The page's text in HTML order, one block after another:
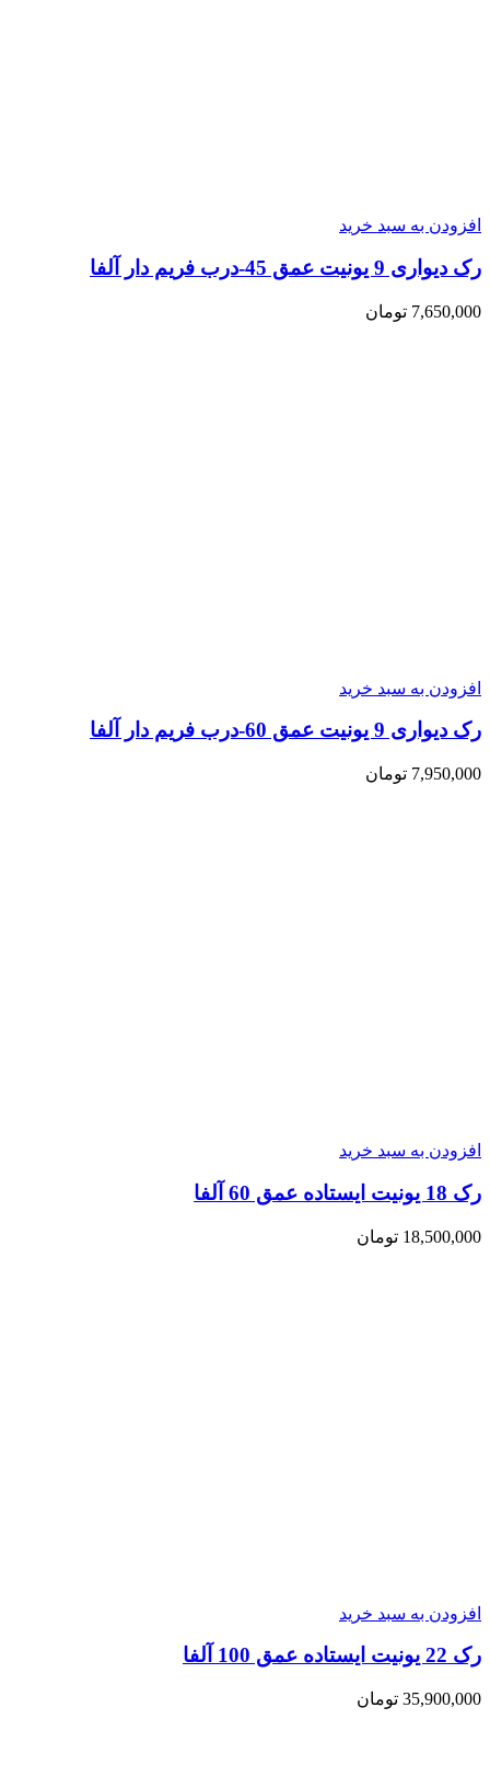
افزودن به سبد خرید
رک دیواری 9 یونیت عمق 45-درب فریم دار آلفا
7,650,000 تومان
افزودن به سبد خرید
رک دیواری 9 یونیت عمق 60-درب فریم دار آلفا
7,950,000 تومان
افزودن به سبد خرید
رک 18 یونیت ایستاده عمق 60 آلفا
18,500,000 تومان
افزودن به سبد خرید
رک 22 یونیت ایستاده عمق 100 آلفا
35,900,000 تومان